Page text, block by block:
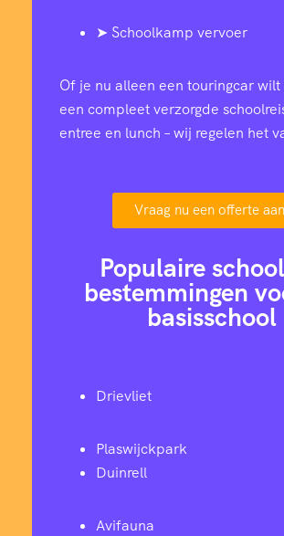
➤ Schoolkamp vervoer
Of je nu alleen een touringcar
een compleet verzorgde
entree en lunch – wij regelen het
Vraag nu een offerte
Populaire
bestemmingen
basisschool
Drievliet
Plaswijckpark
Duinrell
Avifauna